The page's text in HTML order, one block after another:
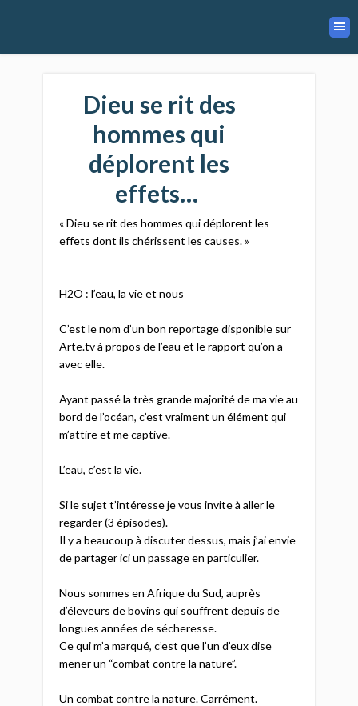
Dieu se rit des
hommes qui
déplorent les
effets…
« Dieu se rit des hommes qui déplorent les
effets dont ils chérissent les causes. »
H2O : l’eau, la vie et nous
C’est le nom d’un bon reportage disponible sur
Arte.tv à propos de l’eau et le rapport qu’on a
avec elle.
Ayant passé la très grande majorité de ma vie au
bord de l’océan, c’est vraiment un élément qui
m’attire et me captive.
L’eau, c’est la vie.
Si le sujet t’intéresse je vous invite à aller le
regarder (3 épisodes).
Il y a beaucoup à discuter dessus, mais j’ai envie
de partager ici un passage en particulier.
Nous sommes en Afrique du Sud, auprès
d’éleveurs de bovins qui souffrent depuis de
longues années de sécheresse.
Ce qui m’a marqué, c’est que l’un d’eux dise
mener un “combat contre la nature”.
Un combat contre la nature. Carrément.